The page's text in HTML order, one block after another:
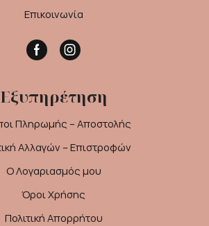
Επικοινωνία
FacebookInstagram
Εξυπηρέτηση
Πληρωμής – Αποστολής
Αλλαγών – Επιστροφών
Ο Λογαριασμός μου
Όροι Χρήσης
Πολιτική Απορρήτου